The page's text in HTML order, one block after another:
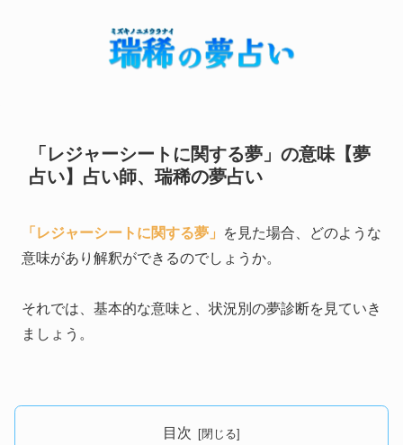
「レジャーシートに関する夢」の意味【夢
占い】占い師、瑞稀の夢占い
「レジャーシートに関する夢」
を見た場合、どのような
意味があり解釈ができるのでしょうか。
それでは、基本的な意味と、状況別の夢診断を見ていき
ましょう。
目次